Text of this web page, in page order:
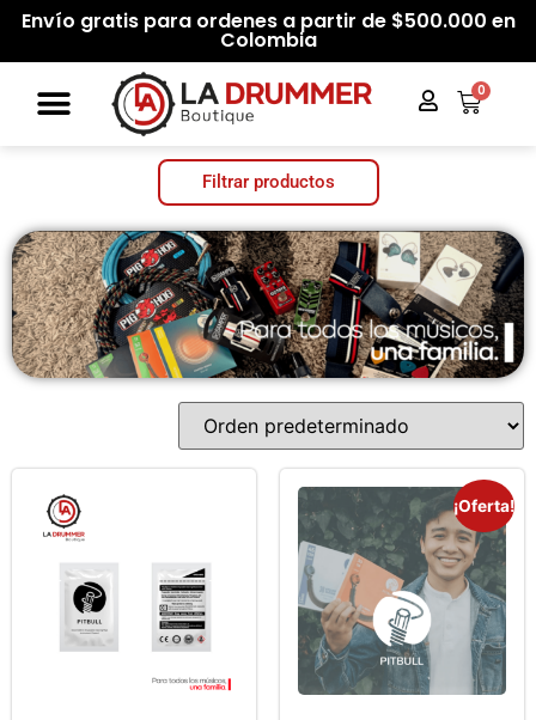
Envío gratis para ordenes a partir de $500.000 en
Colombia
0
Filtrar productos
Categorías del producto
Filtrar por precio
Filtrar
$3.850.000
Marcas del producto
¡Oferta!